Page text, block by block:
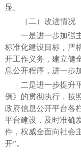
显。
（二）改进情况
一是进一步加强主
标准化建设目标，严
开工作义务，建立健
息公开程序，进一步
二是进一步提升平
例》的贯彻执行，按
政府信息公开平台各
平台建设，及时准确
件，权威全面向社会
开”。